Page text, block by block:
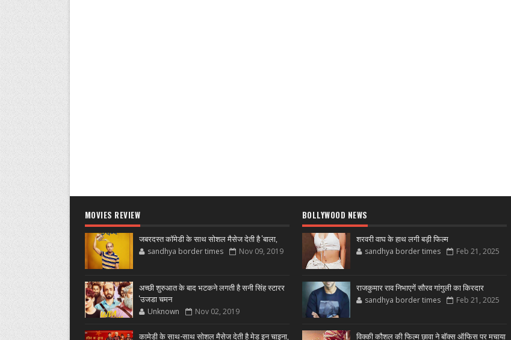
MOVIES REVIEW
जबरदस्त कॉमेडी के साथ सोशल मैसेज देती है 'बाला,
sandhya border times Nov 09, 2019
अच्छी शुरुआत के बाद भटकने लगती है सनी सिंह स्टारर
'उजडा चमन
Unknown Nov 02, 2019
कामेडी के साथ-साथ सोशल मैसेज देती है मेड इन चाइना,
BOLLYWOOD NEWS
शरवरी वाघ के हाथ लगी बड़ी फिल्म
sandhya border times Feb 21, 2025
राजकुमार राव निभाएगें सौरव गांगुली का किरदार
sandhya border times Feb 21, 2025
विक्की कौशल की फिल्म छावा ने बॉक्स ऑफिस पर मचाया